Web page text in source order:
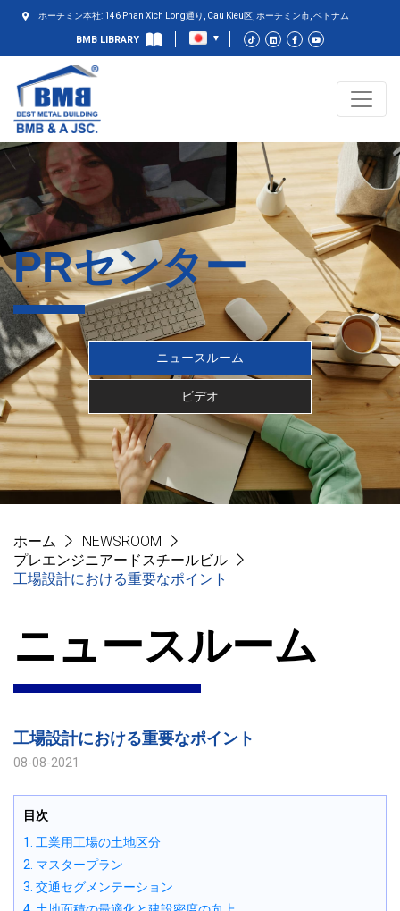
ホーチミン本社: 146 Phan Xich Long通り, Cau Kieu区, ホーチミン市, ベトナム
BMB LIBRARY
PRセンター
ニュースルーム
ビデオ
ホーム
NEWSROOM
プレエンジニアードスチールビル
工場設計における重要なポイント
ニュースルーム
工場設計における重要なポイント
08-08-2021
目次
1. 工業用工場の土地区分
2. マスタープラン
3. 交通セグメンテーション